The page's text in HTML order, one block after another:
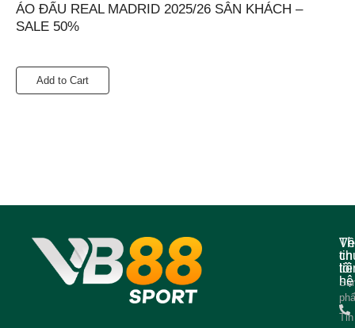
ÁO ĐẤU REAL MADRID 2025/26 SÂN KHÁCH –
SALE 50%
Add to Cart
Về
tôi
Tin
tin
hệ